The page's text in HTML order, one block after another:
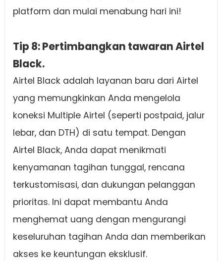
platform dan mulai menabung hari ini!
Tip 8: Pertimbangkan tawaran Airtel
Black.
Airtel Black adalah layanan baru dari Airtel
yang memungkinkan Anda mengelola
koneksi Multiple Airtel (seperti postpaid, jalur
lebar, dan DTH) di satu tempat. Dengan
Airtel Black, Anda dapat menikmati
kenyamanan tagihan tunggal, rencana
terkustomisasi, dan dukungan pelanggan
prioritas. Ini dapat membantu Anda
menghemat uang dengan mengurangi
keseluruhan tagihan Anda dan memberikan
akses ke keuntungan eksklusif.